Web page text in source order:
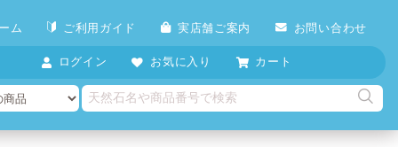
ム ご利用ガイド 実店舗ご案内 お問い合わせ
ログイン お気に入り カート